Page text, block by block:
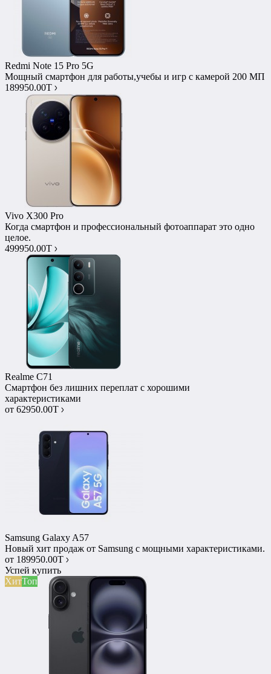
Redmi Note 15 Pro 5G
Мощный смартфон для работы,учебы и игр с камерой 200 МП
189950.00T
Vivo X300 Pro
Когда смартфон и профессиональный фотоаппарат это одно
целое.
499950.00T
Realme C71
Смартфон без лишних переплат с хорошими
характеристиками
от 62950.00T
Samsung Galaxy A57
Новый хит продаж от Samsung с мощными характеристиками.
от 189950.00T
Успей купить
ХитТоп